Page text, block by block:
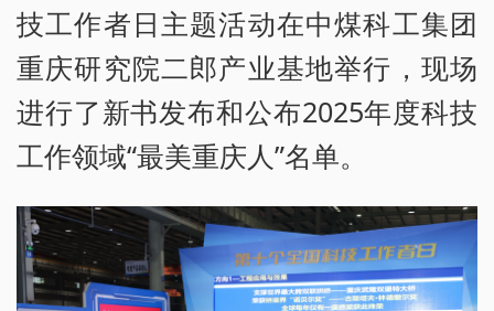
技工作者日主题活动在中煤科工集团
重庆研究院二郎产业基地举行，现场
进行了新书发布和公布2025年度科技
工作领域“最美重庆人”名单。